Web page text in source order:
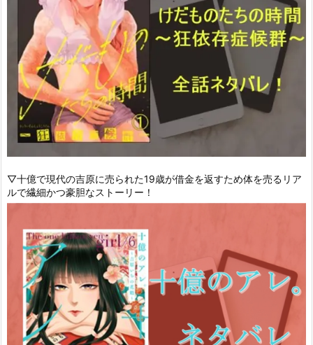
▽十億で現代の吉原に売られた19歳が借金を返すため体を売るリア
ルで繊細かつ豪胆なストーリー！